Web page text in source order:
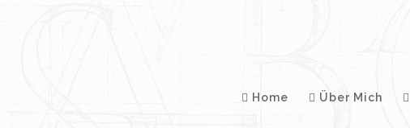
Home Über Mich